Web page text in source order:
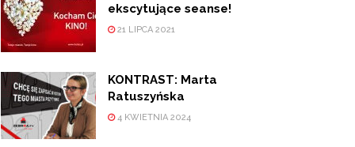
ekscytujące seanse!
21 LIPCA 2021
KONTRAST: Marta
Ratuszyńska
4 KWIETNIA 2024